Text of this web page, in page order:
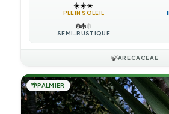
☀️☀️☀️
PLEIN SOLEIL
❄️❄️❄️
SEMI-RUSTIQUE
🍃ARECACEAE
🌴PALMIER